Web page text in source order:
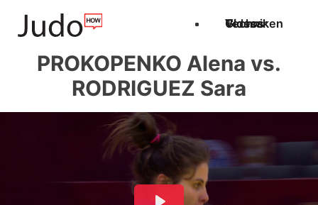
Techniken
Videos
Glossar
PROKOPENKO Alena vs.
RODRIGUEZ Sara